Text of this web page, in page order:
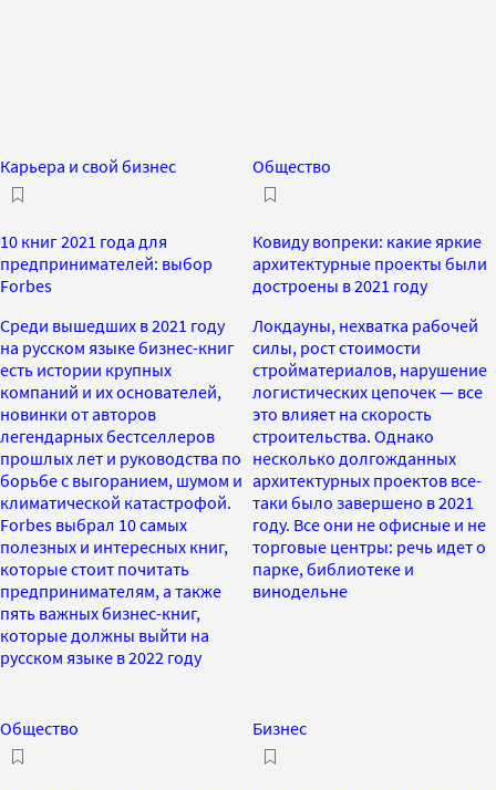
Карьера и свой бизнес
10 книг 2021 года для
предпринимателей: выбор
Forbes
Среди вышедших в 2021 году
на русском языке бизнес-книг
есть истории крупных
компаний и их основателей,
новинки от авторов
легендарных бестселлеров
прошлых лет и руководства по
борьбе с выгоранием, шумом и
климатической катастрофой.
Forbes выбрал 10 самых
полезных и интересных книг,
которые стоит почитать
предпринимателям, а также
пять важных бизнес-книг,
которые должны выйти на
русском языке в 2022 году
Общество
Ковиду вопреки: какие яркие
архитектурные проекты были
достроены в 2021 году
Локдауны, нехватка рабочей
силы, рост стоимости
стройматериалов, нарушение
логистических цепочек — все
это влияет на скорость
строительства. Однако
несколько долгожданных
архитектурных проектов все-
таки было завершено в 2021
году. Все они не офисные и не
торговые центры: речь идет о
парке, библиотеке и
винодельне
Общество Бизнес